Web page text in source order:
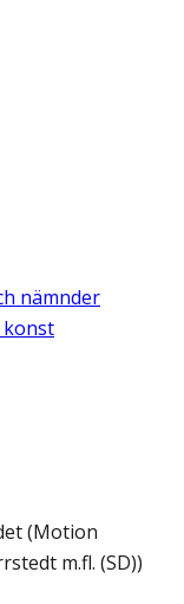
nämnder
konst
(Motion
m.fl. (SD))